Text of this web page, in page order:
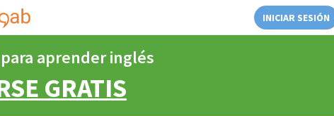
INICIAR SESIÓN
aprender inglés
GRATIS